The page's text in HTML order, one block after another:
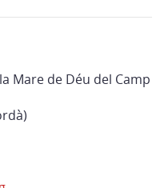
Mare de Déu del Camp